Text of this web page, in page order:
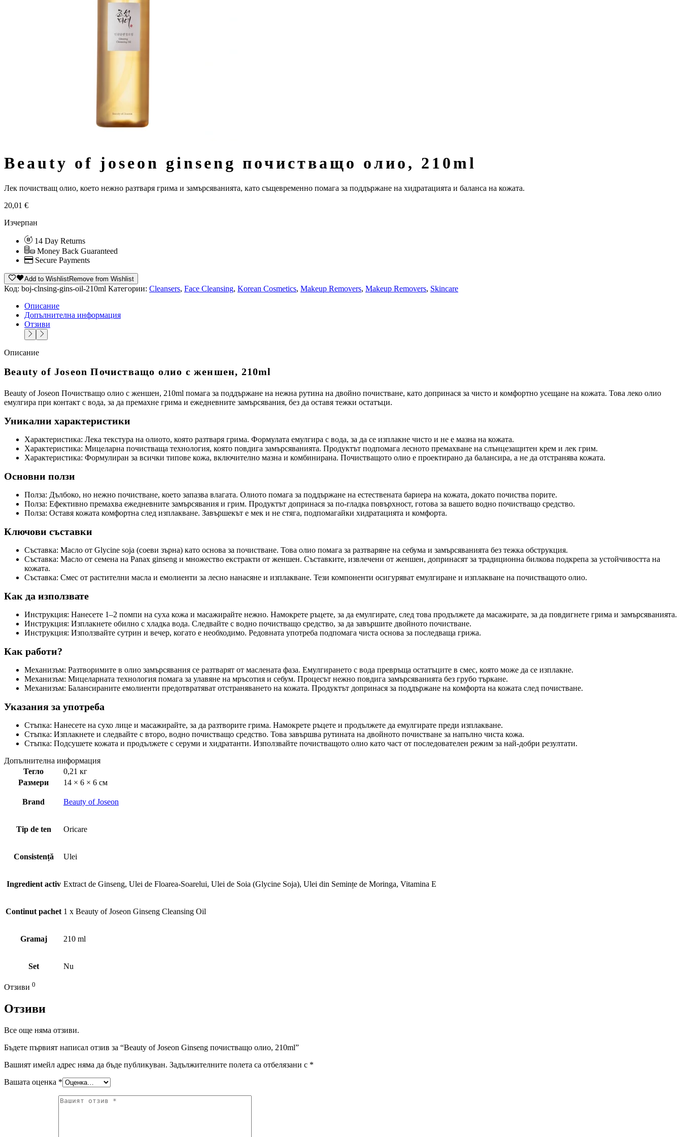
beauty of joseon ginseng почистващо олио, 210ml
Лек почистващ олио, което нежно разтваря грима и замърсяванията, като същевременно помага за поддържане на хидратацията и баланса на кожата.
20,01 €
Изчерпан
14 Day Returns
Money Back Guaranteed
Secure Payments
Add to WishlistRemove from Wishlist
Код: boj-clnsing-gins-oil-210ml Категории: Cleansers, Face Cleansing, Korean Cosmetics, Makeup Removers, Makeup Removers, Skincare
Описание
Допълнителна информация
Отзиви
Описание
Beauty of Joseon Почистващо олио с женшен, 210ml
Beauty of Joseon Почистващо олио с женшен, 210ml помага за поддържане на нежна рутина на двойно почистване, като допринася за чисто и комфортно усещане на кожата. Това леко олио
емулгира при контакт с вода, за да премахне грима и ежедневните замърсявания, без да оставя тежки остатъци.
Уникални характеристики
Характеристика: Лека текстура на олиото, която разтваря грима. Формулата емулгира с вода, за да се изплакне чисто и не е мазна на кожата.
Характеристика: Мицеларна почистваща технология, която повдига замърсяванията. Продуктът подпомага лесното премахване на слънцезащитен крем и лек грим.
Характеристика: Формулиран за всички типове кожа, включително мазна и комбинирана. Почистващото олио е проектирано да балансира, а не да отстранява кожата.
Основни ползи
Полза: Дълбоко, но нежно почистване, което запазва влагата. Олиото помага за поддържане на естествената бариера на кожата, докато почиства порите.
Полза: Ефективно премахва ежедневните замърсявания и грим. Продуктът допринася за по-гладка повърхност, готова за вашето водно почистващо средство.
Полза: Оставя кожата комфортна след изплакване. Завършекът е мек и не стяга, подпомагайки хидратацията и комфорта.
Ключови съставки
Съставка: Масло от Glycine soja (соеви зърна) като основа за почистване. Това олио помага за разтваряне на себума и замърсяванията без тежка обструкция.
Съставка: Масло от семена на Panax ginseng и множество екстракти от женшен. Съставките, извлечени от женшен, допринасят за традиционна билкова подкрепа за устойчивостта на
кожата.
Съставка: Смес от растителни масла и емолиенти за лесно нанасяне и изплакване. Тези компоненти осигуряват емулгиране и изплакване на почистващото олио.
Как да използвате
Инструкция: Нанесете 1–2 помпи на суха кожа и масажирайте нежно. Намокрете ръцете, за да емулгирате, след това продължете да масажирате, за да повдигнете грима и замърсяванията.
Инструкция: Изплакнете обилно с хладка вода. Следвайте с водно почистващо средство, за да завършите двойното почистване.
Инструкция: Използвайте сутрин и вечер, когато е необходимо. Редовната употреба подпомага чиста основа за последваща грижа.
Как работи?
Механизъм: Разтворимите в олио замърсявания се разтварят от маслената фаза. Емулгирането с вода превръща остатъците в смес, която може да се изплакне.
Механизъм: Мицеларната технология помага за улавяне на мръсотия и себум. Процесът нежно повдига замърсяванията без грубо търкане.
Механизъм: Балансираните емолиенти предотвратяват отстраняването на кожата. Продуктът допринася за поддържане на комфорта на кожата след почистване.
Указания за употреба
Стъпка: Нанесете на сухо лице и масажирайте, за да разтворите грима. Намокрете ръцете и продължете да емулгирате преди изплакване.
Стъпка: Изплакнете и следвайте с второ, водно почистващо средство. Това завършва рутината на двойното почистване за напълно чиста кожа.
Стъпка: Подсушете кожата и продължете с серуми и хидратанти. Използвайте почистващото олио като част от последователен режим за най-добри резултати.
Допълнителна информация
Тегло
0,21 кг
Размери
14 × 6 × 6 см
Brand Beauty of Joseon
Tip de ten Oricare
Consistență Ulei
Ingredient activ Extract de Ginseng, Ulei de Floarea-Soarelui, Ulei de Soia (Glycine Soja), Ulei din Semințe de Moringa, Vitamina E
Continut pachet 1 x Beauty of Joseon Ginseng Cleansing Oil
Gramaj 210 ml
Set Nu
Отзиви 0
Отзиви
Все още няма отзиви.
Бъдете първият написал отзив за “Beauty of Joseon Ginseng почистващо олио, 210ml”
Вашият имейл адрес няма да бъде публикуван. Задължителните полета са отбелязани с *
Вашата оценка *